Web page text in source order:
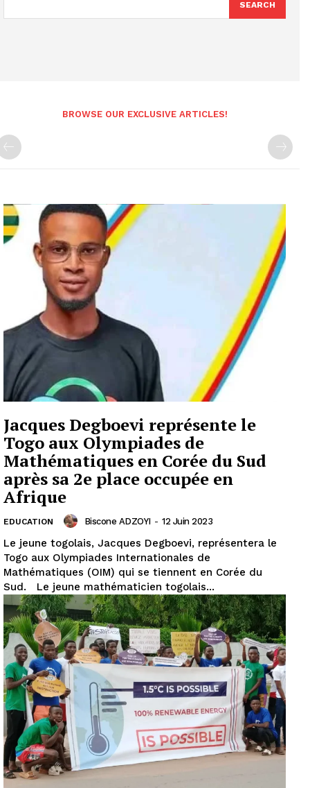
SEARCH
BROWSE OUR EXCLUSIVE ARTICLES!
Jacques Degboevi représente le
Togo aux Olympiades de
Mathématiques en Corée du Sud
après sa 2e place occupée en
Afrique
EDUCATION Biscone ADZOYI - 12 Juin 2023
Le jeune togolais, Jacques Degboevi, représentera le
Togo aux Olympiades Internationales de
Mathématiques (OIM) qui se tiennent en Corée du
Sud. Le jeune mathématicien togolais...